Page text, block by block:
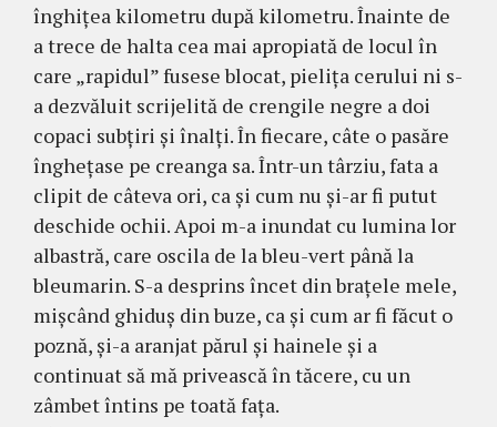
înghiţea kilometru după kilo­metru. Înainte de
a trece de halta cea mai apropiată de locul în
care „rapidul” fusese blocat, pieliţa cerului ni s-
a dezvăluit scrijelită de crengile negre a doi
copaci subţiri şi înalţi. În fiecare, câte o pasăre
îngheţase pe creanga sa. Într-un târziu, fata a
clipit de câteva ori, ca şi cum nu şi-ar fi putut
deschide ochii. Apoi m-a inun­dat cu lumina lor
albastră, care oscila de la bleu-vert până la
bleumarin. S-a desprins încet din braţele mele,
mişcând ghiduş din buze, ca şi cum ar fi făcut o
poznă, şi-a aranjat părul şi hainele şi a
continuat să mă pri­veas­că în tăcere, cu un
zâmbet întins pe toată faţa.